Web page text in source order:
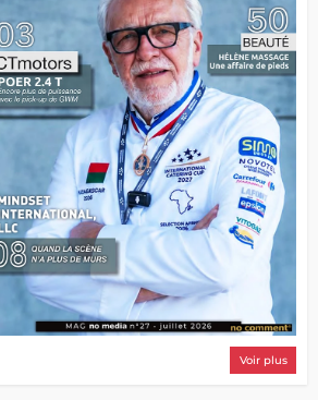
on pourrait s'arrêter là, applaudir et
chez soi satisfait. Mais ce serait
à côté d'une chose essentielle. La
ça brûle fort — et parfois, ça brûle
Une flamme sans direction peut
autant qu'elle peut consumer. C'est
que les aînés entrent en scène — pas
reprendre le gouvernail, mais pour
où sont les récifs. Les jeunes ont la
les vieux ont l'expérience, comme on
Ce n'est pas un combat de générations
c'est une question d'équipage. Partagez
réussites, mais aussi vos échecs. Surtout
échecs, d'ailleurs — ils enseignent
que n'importe quel manuel. À
la barque avance. Il faut juste
que tout le monde rame dans le
Voir plus